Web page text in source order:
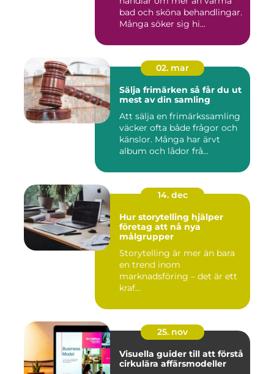
bad och sköna behandlingar.
Många söker sig hi...
02. mar
Sälja frimärken så får du ut
mest av din samling
Att sälja en frimärkssamling
väcker ofta både frågor och
känslor. Många har ärvt
album och lådor frå...
14. dec
Hur storytelling hjälper
företag att nå nya
målgrupper
Storytelling är mer än bara
en trend inom
marknadsföring – det är ett
kraf...
25. nov
Visuella guider till att förstå
cirkulära affärsmodeller